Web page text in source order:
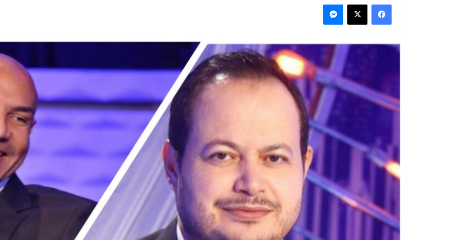
فيسبوك